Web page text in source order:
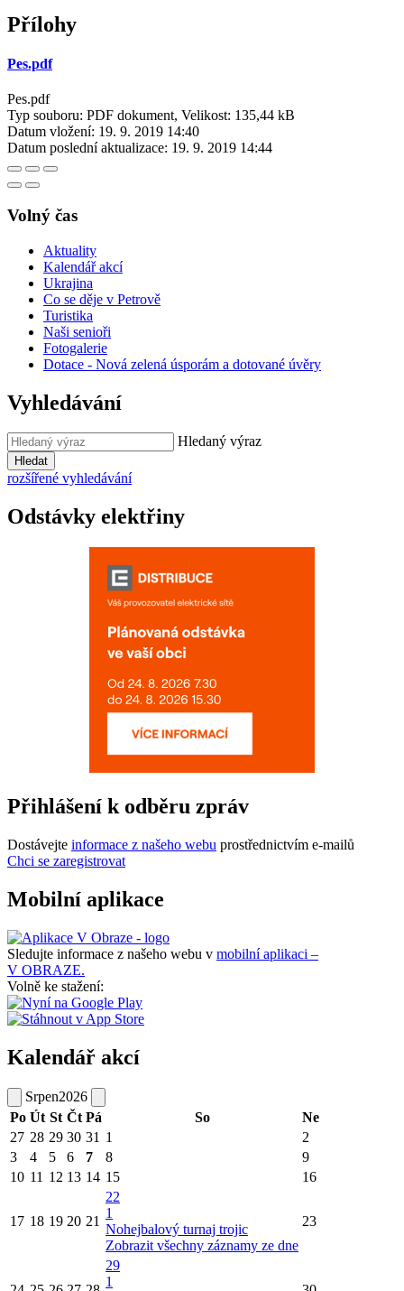
Přílohy
Pes.pdf
Pes.pdf
Typ souboru: PDF dokument, Velikost: 135,44 kB
Datum vložení: 19. 9. 2019 14:40
Datum poslední aktualizace: 19. 9. 2019 14:44
Volný čas
Aktuality
Kalendář akcí
Ukrajina
Co se děje v Petrově
Turistika
Naši senioři
Fotogalerie
Dotace - Nová zelená úsporám a dotované úvěry
Vyhledávání
Hledaný výraz
Hledat
rozšířené vyhledávání
Odstávky elektřiny
Přihlášení k odběru zpráv
Dostávejte informace z našeho webu prostřednictvím e-mailů
Chci se zaregistrovat
Mobilní aplikace
Sledujte informace z našeho webu v mobilní aplikaci –
V OBRAZE.
Volně ke stažení:
Kalendář akcí
Srpen2026
Po Út St Čt Pá So
Ne
27 28 29 30 31 1
2
3
4 5 6 7 8
9
10 11 12 13 14 15 16
17 18 19 20 21
22
1
Nohejbalový turnaj trojic
Zobrazit všechny záznamy ze dne
23
29
1